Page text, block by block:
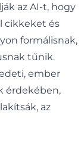
az AI-t, hogy
cikkeket és
formálisnak,
tűnik.
ember
érdekében,
az